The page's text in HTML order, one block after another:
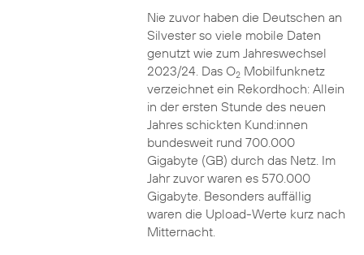
Nie zuvor haben die Deutschen an
Silvester so viele mobile Daten
genutzt wie zum Jahreswechsel
2023/24. Das O2Mobilfunknetz
verzeichnet ein Rekordhoch: Allein
in der ersten Stunde des neuen
Jahres schickten Kund:innen
bundesweit rund 700.000
Gigabyte (GB) durch das Netz. Im
Jahr zuvor waren es 570.000
Gigabyte. Besonders auffällig
waren die Upload-Werte kurz nach
Mitternacht.